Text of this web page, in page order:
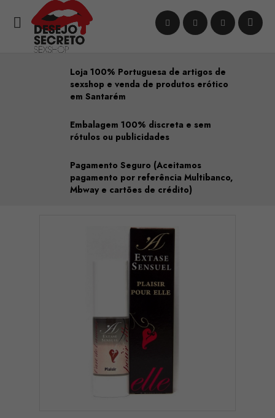

Loja 100% Portuguesa de artigos de
sexshop e venda de produtos erótico
em Santarém
Embalagem 100% discreta e sem
rótulos ou publicidades
Pagamento Seguro (Aceitamos
pagamento por referência Multibanco,
Mbway e cartões de crédito)